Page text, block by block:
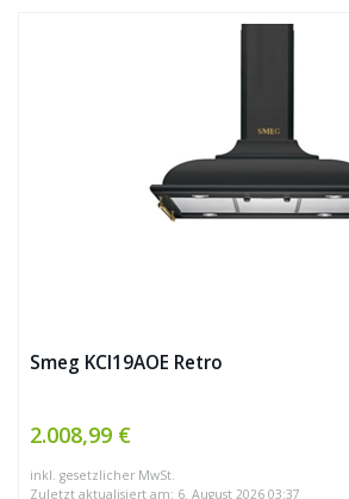
Smeg KCI19AOE Retro
2.008,99 €
inkl. gesetzlicher MwSt.
Zuletzt aktualisiert am: 6. August 2026 03:37